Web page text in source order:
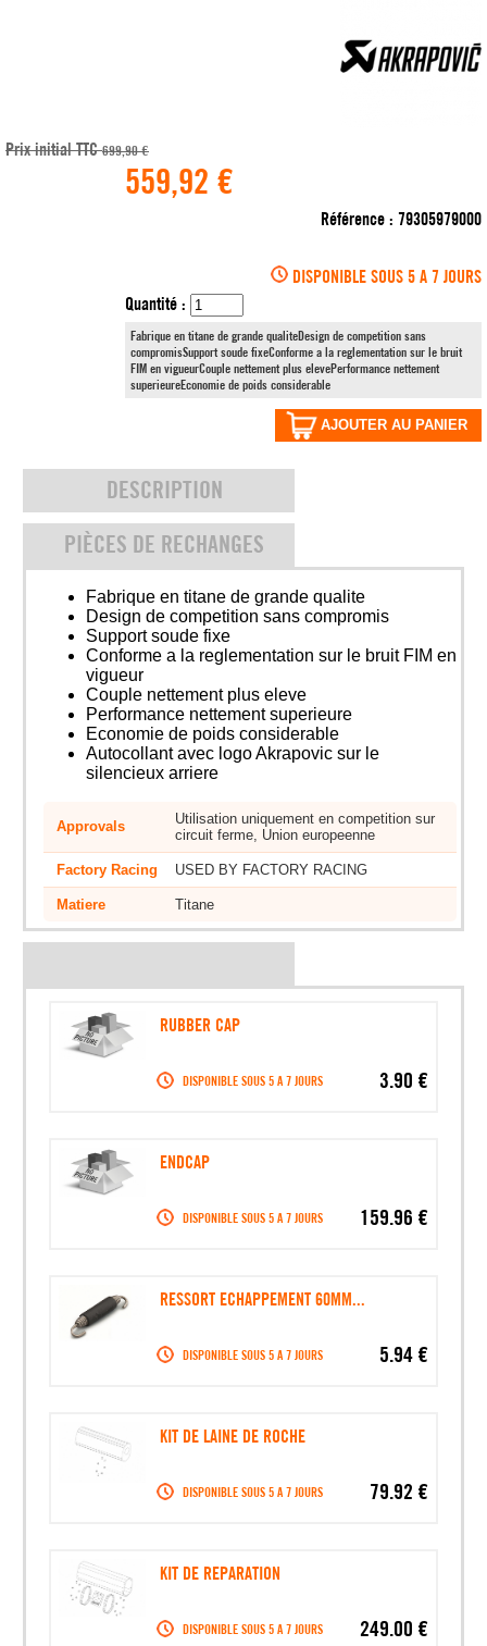
Prix initial TTC699,90 €
559,92 €
Référence : 79305979000
DISPONIBLE SOUS 5 A 7 JOURS
Quantité :
Fabrique en titane de grande qualiteDesign de competition sans
compromisSupport soude fixeConforme a la reglementation sur le bruit
FIM en vigueurCouple nettement plus elevePerformance nettement
superieureEconomie de poids considerable
AJOUTER AU PANIER
DESCRIPTION
PIÈCES DE RECHANGES
Fabrique en titane de grande qualite
Design de competition sans compromis
Support soude fixe
Conforme a la reglementation sur le bruit FIM en
vigueur
Couple nettement plus eleve
Performance nettement superieure
Economie de poids considerable
Autocollant avec logo Akrapovic sur le
silencieux arriere
Approvals
Utilisation uniquement en competition sur
circuit ferme, Union europeenne
Factory Racing USED BY FACTORY RACING
Matiere Titane
RUBBER CAP
3.90 €
DISPONIBLE SOUS 5 A 7 JOURS
ENDCAP
159.96 €
DISPONIBLE SOUS 5 A 7 JOURS
RESSORT ECHAPPEMENT 60MM...
5.94 €
DISPONIBLE SOUS 5 A 7 JOURS
KIT DE LAINE DE ROCHE
79.92 €
DISPONIBLE SOUS 5 A 7 JOURS
KIT DE REPARATION
249.00 €
DISPONIBLE SOUS 5 A 7 JOURS